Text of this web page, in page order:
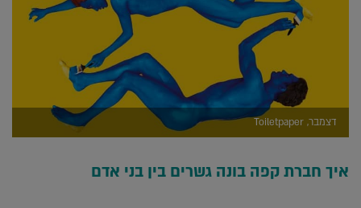
דצמבר, Toiletpaper
איך חברת קפה בונה גשרים בין בני אדם